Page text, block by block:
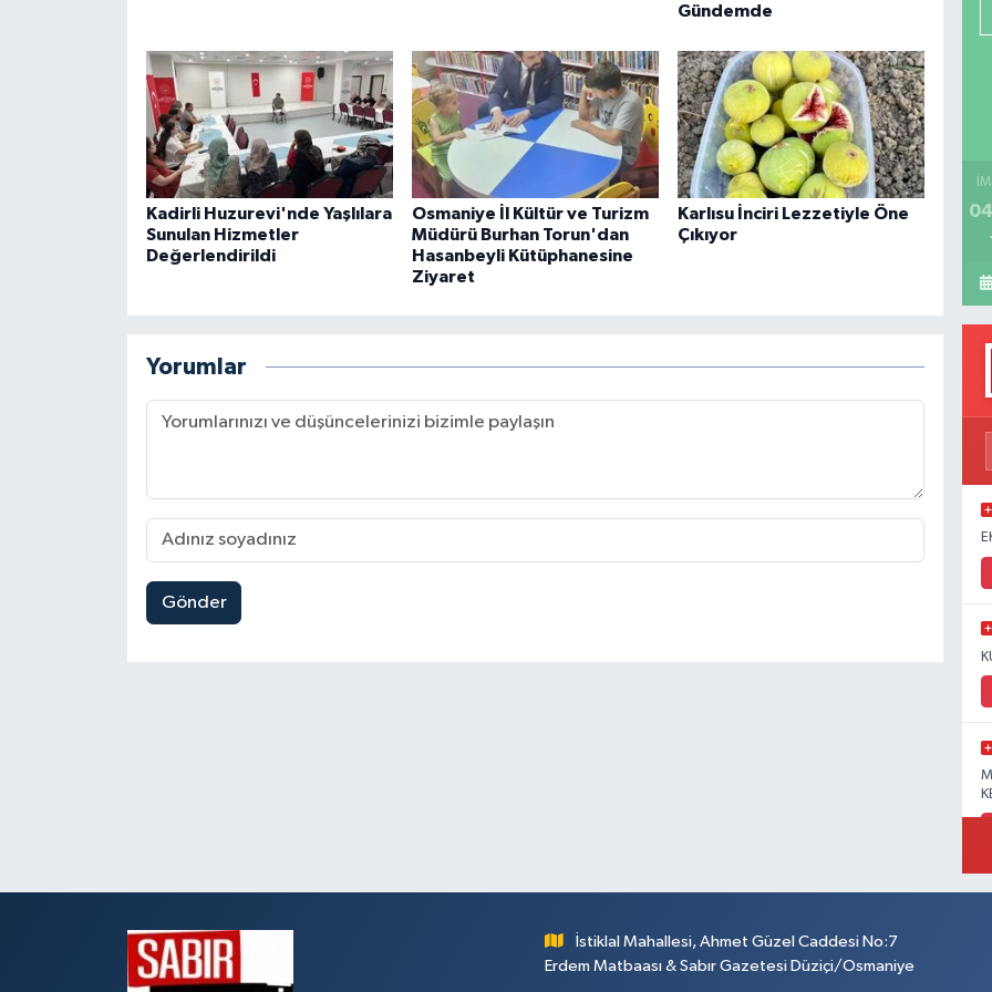
Gündemde
Kadirli Huzurevi'nde Yaşlılara
Sunulan Hizmetler
Değerlendirildi
Osmaniye İl Kültür ve Turizm
Müdürü Burhan Torun'dan
Hasanbeyli Kütüphanesine
Ziyaret
Karlısu İnciri Lezzetiyle Öne
Çıkıyor
Yorumlar
Gönder
İstiklal Mahallesi, Ahmet Güzel Caddesi No:7
Erdem Matbaası & Sabır Gazetesi Düziçi/Osmaniye